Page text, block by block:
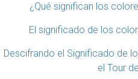
¿Qué significan los
El significado de los
Descifrando el Significado de
el Tour